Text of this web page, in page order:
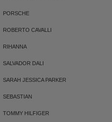
PORSCHE
ROBERTO CAVALLI
RIHANNA
SALVADOR DALI
SARAH JESSICA PARKER
SEBASTIAN
TOMMY HILFIGER